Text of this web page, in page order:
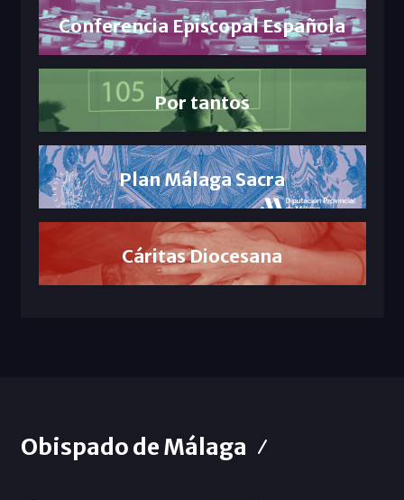
Conferencia Episcopal Española
Por tantos
Plan Málaga Sacra
Cáritas Diocesana
Obispado de Málaga